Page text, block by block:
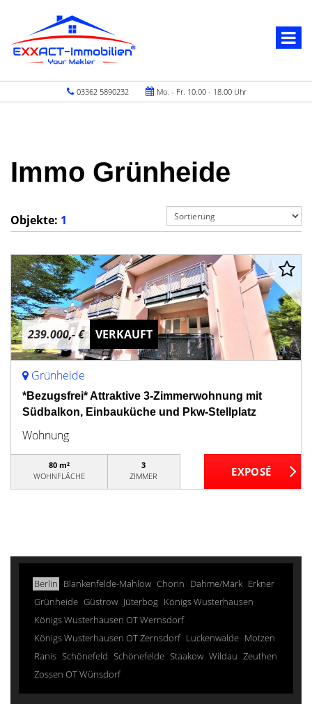
03362 5890232 Mo. - Fr. 10.00 - 18.00 Uhr
Immo Grünheide
Objekte: 1
239.000,- € VERKAUFT
Grünheide
*Bezugsfrei* Attraktive 3-Zimmerwohnung mit
Südbalkon, Einbauküche und Pkw-Stellplatz
Wohnung
80 m²
WOHNFLÄCHE
3
ZIMMER
Berlin Blankenfelde-Mahlow Chorin Dahme/Mark Erkner
Grünheide Güstrow Jüterbog Königs Wusterhausen
Königs Wusterhausen OT Wernsdorf
Königs Wusterhausen OT Zernsdorf Luckenwalde Motzen
Ranis Schönefeld Schönefelde Staakow Wildau Zeuthen
Zossen OT Wünsdorf